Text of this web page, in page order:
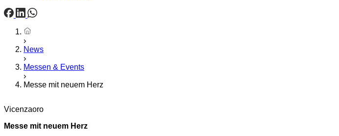
Startseite
News
Messen & Events
Messe mit neuem Herz
Vicenzaoro
Messe mit neuem Herz